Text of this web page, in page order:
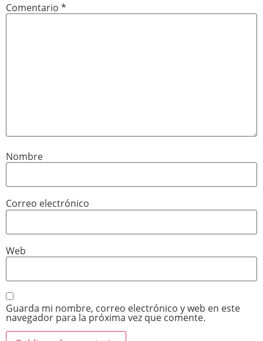
Comentario *
Nombre
Correo electrónico
Web
Guarda mi nombre, correo electrónico y web en este
navegador para la próxima vez que comente.